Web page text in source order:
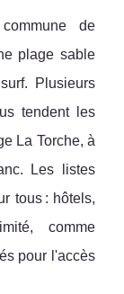
de
plage sable
Plusieurs
tendent les
La Torche, à
Les listes
tous : hôtels,
comme
pour l'accès